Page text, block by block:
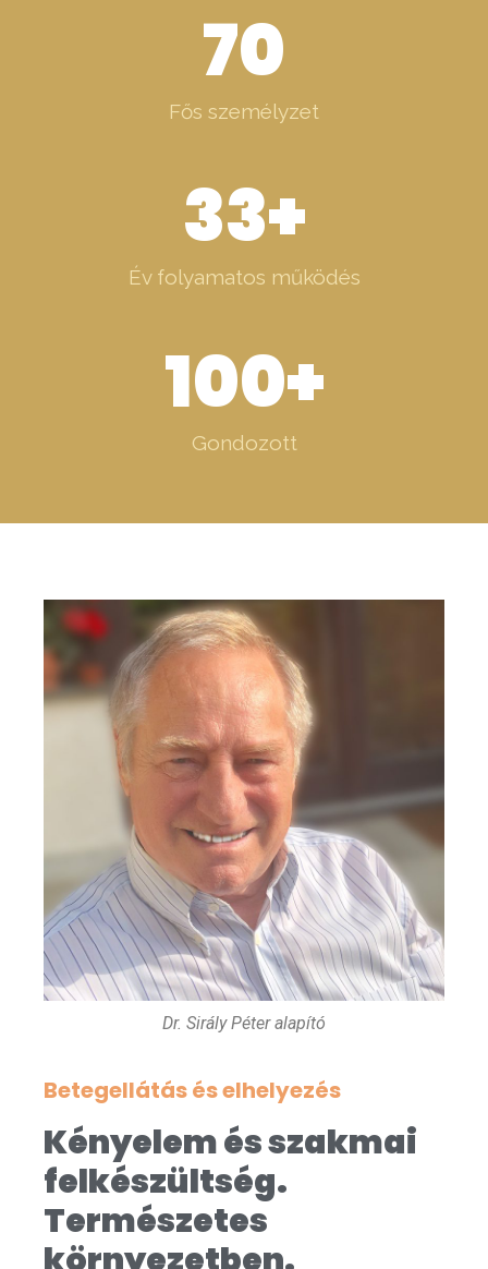
Fős személyzet
70
Év folyamatos működés
33+
Gondozott
100+
Dr. Sirály Péter alapító
Betegellátás és elhelyezés
Kényelem és szakmai
felkészültség.
Természetes